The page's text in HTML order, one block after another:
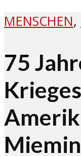
MENSCHEN,
75